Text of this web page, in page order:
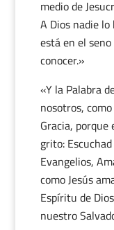
medio de
A Dios nadie
está en el
conocer.»
«Y la Palabra
nosotros,
Gracia, porque
grito:
Evangelios,
como Jesús
Espíritu de
nuestro